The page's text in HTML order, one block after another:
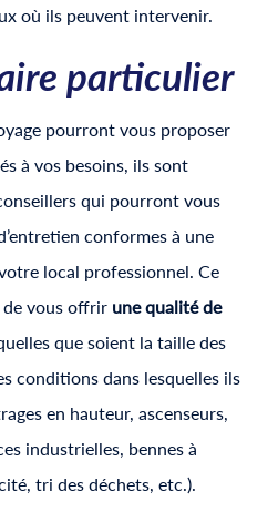
où ils peuvent intervenir.
particulier
pourront vous proposer
à vos besoins, ils sont
qui pourront vous
conformes à une
local professionnel. Ce
vous offrir une qualité de
que soient la taille des
conditions dans lesquelles ils
en hauteur, ascenseurs,
industrielles, bennes à
tri des déchets, etc.).